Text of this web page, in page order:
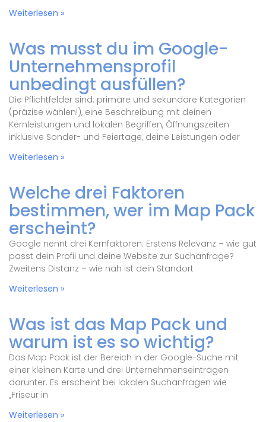
Weiterlesen »
Was musst du im Google-
Unternehmensprofil
unbedingt ausfüllen?
Die Pflichtfelder sind: primäre und sekundäre Kategorien
(präzise wählen!), eine Beschreibung mit deinen
Kernleistungen und lokalen Begriffen, Öffnungszeiten
inklusive Sonder- und Feiertage, deine Leistungen oder
Weiterlesen »
Welche drei Faktoren
bestimmen, wer im Map Pack
erscheint?
Google nennt drei Kernfaktoren: Erstens Relevanz – wie gut
passt dein Profil und deine Website zur Suchanfrage?
Zweitens Distanz – wie nah ist dein Standort
Weiterlesen »
Was ist das Map Pack und
warum ist es so wichtig?
Das Map Pack ist der Bereich in der Google-Suche mit
einer kleinen Karte und drei Unternehmenseinträgen
darunter. Es erscheint bei lokalen Suchanfragen wie
„Friseur in
Weiterlesen »